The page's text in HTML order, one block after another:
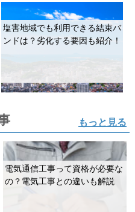
塩害地域でも利用できる結束バ
ンドは？劣化する要因も紹介！
もっと見る
電気通信工事って資格が必要な
の？電気工事との違いも解説